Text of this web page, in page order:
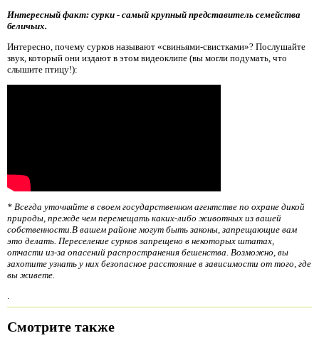
Интересный факт: сурки - самый крупный представитель семейства
беличьих.
Интересно, почему сурков называют «свиньями-свистками»? Послушайте
звук, который они издают в этом видеоклипе (вы могли подумать, что
слышите птицу!):
* Всегда уточняйте в своем государственном агентстве по охране дикой
природы, прежде чем перемещать каких-либо животных из вашей
собственности.В вашем районе могут быть законы, запрещающие вам
это делать. Переселение сурков запрещено в некоторых штатах,
отчасти из-за опасений распространения бешенства. Возможно, вы
захотите узнать у них безопасное расстояние в зависимости от того, где
вы живете.
Смотрите также